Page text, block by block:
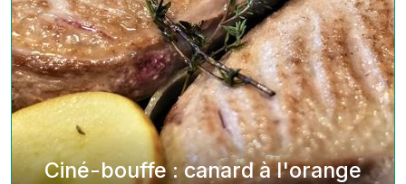
Ciné-bouffe : canard à l'orange